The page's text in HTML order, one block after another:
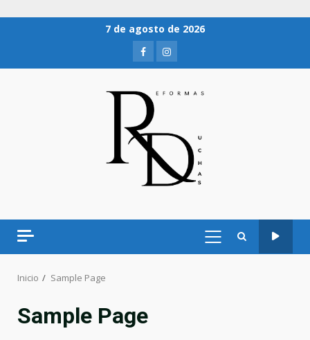
7 de agosto de 2026
Inicio Sample Page
Sample Page